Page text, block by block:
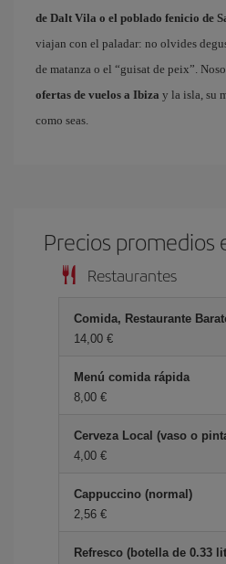
de Dalt Vila o el poblado fenicio de
viajan con el paladar: no olvides
de matanza o el “guisat de peix”.
ofertas de vuelos a Ibiza y la isla, su
como seas.
Precios promedios
Restaurantes
Comida, Restaurante
14,00 €
Menú comida rápida
8,00 €
Cerveza Local (vaso o
4,00 €
Cappuccino (normal)
2,56 €
Refresco (botella de 0.33